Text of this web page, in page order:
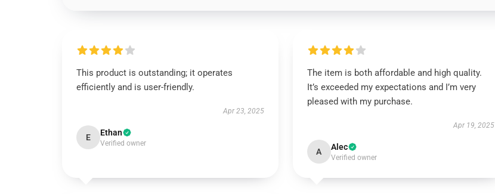
This product is outstanding; it operates
efficiently and is user-friendly.
Apr 23, 2025
E Ethan
Verified owner
The item is both affordable and high quality.
It’s exceeded my expectations and I’m very
pleased with my purchase.
Apr 19, 2025
A Alec
Verified owner